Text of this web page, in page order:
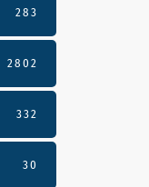
283
2802
332
30